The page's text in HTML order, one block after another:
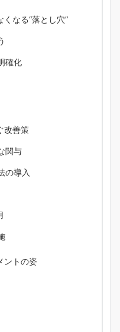
なる“落とし穴”
確化
改善策
関与
の導入
ントの姿